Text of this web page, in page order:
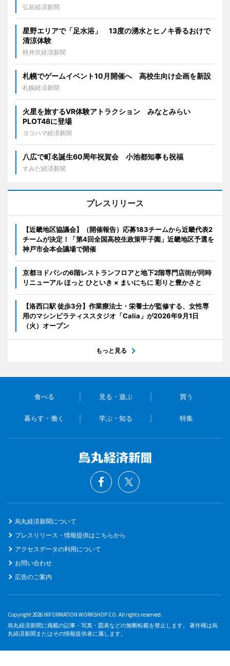
弘前経済新聞
星野エリアで「足水浴」 13度の湧水とヒノキ香るおけで
清涼体験
軽井沢経済新聞
札幌でゲームイベント10月開催へ 高校生向け企画を新設
札幌経済新聞
火星を旅するVR体験アトラクション みなとみらい
PLOT48に登場
ヨコハマ経済新聞
八広で町名誕生60周年祝賀会 小池都知事も祝福
すみだ経済新聞
プレスリリース
【近畿地区協議会】（開催報告）応募183チームから近畿代表2
チームが決定！「第4回全国高校生政策甲子園」近畿地区予選を
神戸市会本会議場で開催
京都ヨドバシの6階レストランフロアと地下2階専門店街が同時
リニューアル ほっと ひといき × まいにちに 彩りと豊かさと
【洛西口駅 徒歩3分】作業療法士・栄養士が監修する、女性専
用のマシンピラティススタジオ「Calia」が2026年9月1日
（火）オープン
もっと見る
食べる 見る・遊ぶ 買う
暮らす・働く 学ぶ・知る 特集
烏丸経済新聞について
プレスリリース・情報提供はこちらから
アクセスデータの利用について
お問い合わせ
広告のご案内
Copyright 2026 INFORMATION WORKSHOP CO. All rights reserved.
烏丸経済新聞に掲載の記事・写真・図表などの無断転載を禁止します。 著作権は烏
丸経済新聞またはその情報提供者に属します。